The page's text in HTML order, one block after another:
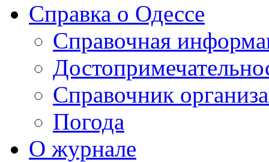
Справка о Одессе
Справочная
Справочник
Погода
О журнале